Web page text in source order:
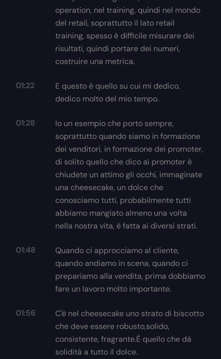
operation, nel training, quindi nel mondo
del retail, soprattutto il lato retail
training, spesso è difficile misurare dei
risultati, quindi portare dei numeri,
costruire una metrica.
01:22
E questo è quello su cui mi dedico,
dedico molto del mio tempo.
01:28
Io un esempio che porto sempre,
soprattutto quando siamo in formazione
dei venditori, in formazione dei promoter,
di solito quello che dico ai promoter è
chiudete un attimo gli occhi, immaginate
una cheesecake, un dolce che
conosciamo tutti, probabilmente tutti
abbiamo mangiato almeno una volta
nella nostra vita, è fatta ai diversi strati.
01:48
Quando ci approcciamo al cliente,
quando andiamo in scena, quando ci
prepariamo alla vendita, prima dobbiamo
fare un lavoro molto importante.
01:56
C'è nel cheesecake uno strato di biscotto
che deve essere robusto,solido,
consistente, fragrante.È quello che dà
solidità a tutto il dolce.